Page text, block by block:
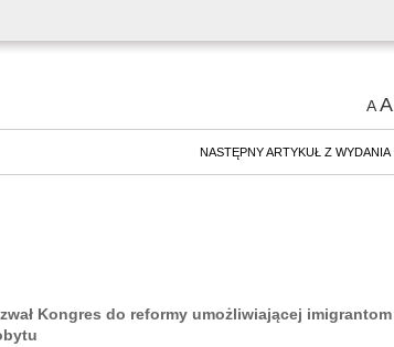
AA
NASTĘPNY ARTYKUŁ Z WYDANIA
Kongres do reformy umożliwiającej imigrantom